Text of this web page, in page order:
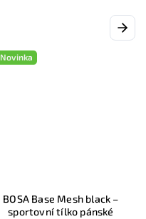
Novinka
BOSA Base Mesh black –
sportovní tílko pánské
Next